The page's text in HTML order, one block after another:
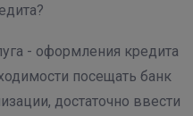
- оформления кредита
посещать банк
достаточно ввести